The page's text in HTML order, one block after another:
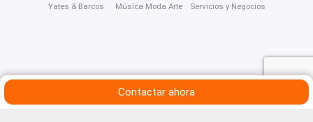
Contactar ahora
Yates & Barcos Música Moda Arte Servicios y Negocios